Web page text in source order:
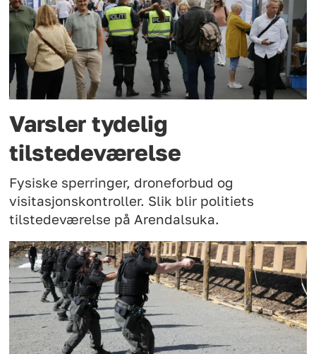
Varsler tydelig
tilstedeværelse
Fysiske sperringer, droneforbud og
visitasjonskontroller. Slik blir politiets
tilstedeværelse på Arendalsuka.